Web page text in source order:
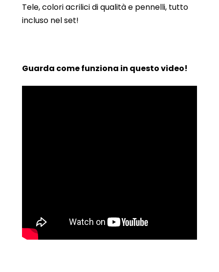
Tele, colori acrilici di qualità e pennelli, tutto
incluso nel set!
Guarda come funziona in questo video!